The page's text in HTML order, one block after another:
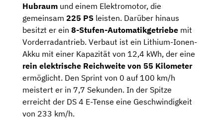
Hubraum und einem Elektromotor, die
gemeinsam 225 PS leisten. Darüber hinaus
besitzt er ein 8-Stufen-Automatikgetriebe mit
Vorderradantrieb. Verbaut ist ein Lithium-Ionen-
Akku mit einer Kapazität von 12,4 kWh, der eine
rein elektrische Reichweite von 55 Kilometer
ermöglicht. Den Sprint von 0 auf 100 km/h
meistert er in 7,7 Sekunden. In der Spitze
erreicht der DS 4 E-Tense eine Geschwindigkeit
von 233 km/h.